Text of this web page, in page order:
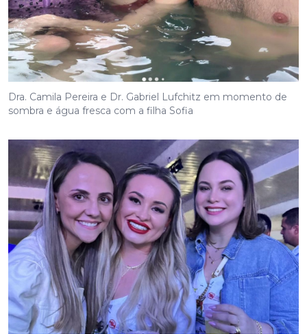
Dra. Camila Pereira e Dr. Gabriel Lufchitz em momento de
sombra e água fresca com a filha Sofia